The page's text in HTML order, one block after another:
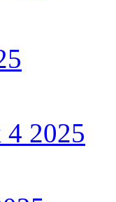
2025